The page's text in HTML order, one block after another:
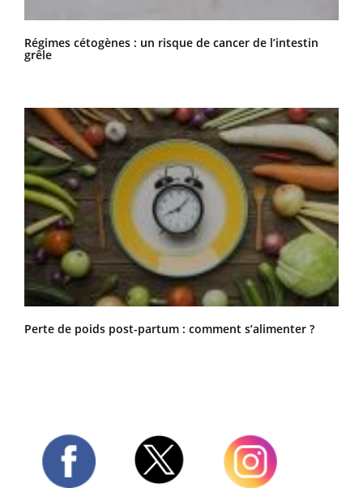
Régimes cétogènes : un risque de cancer de l’intestin
grêle
Perte de poids post-partum : comment s’alimenter ?